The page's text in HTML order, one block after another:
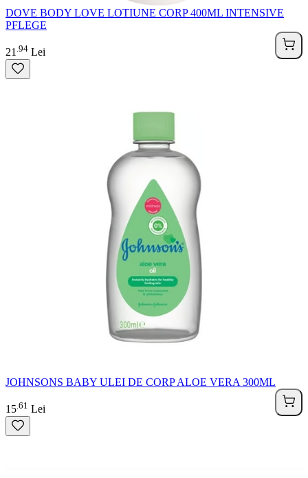
DOVE BODY LOVE LOTIUNE CORP 400ML INTENSIVE
PFLEGE
21 94 Lei
JOHNSONS BABY ULEI DE CORP ALOE VERA 300ML
15 61 Lei